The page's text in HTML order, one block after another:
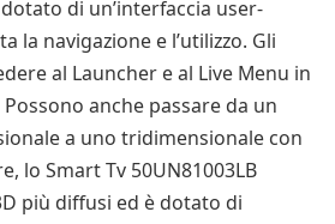
di un’interfaccia user-
la navigazione e l’utilizzo. Gli
al Launcher e al Live Menu in
anche passare da un
a uno tridimensionale con
lo Smart Tv 50UN81003LB
più diffusi ed è dotato di